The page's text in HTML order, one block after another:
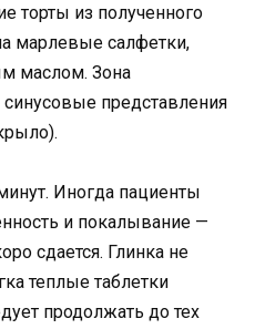
торты из полученного
марлевые салфетки,
маслом. Зона
представления
Иногда пациенты
и покалывание —
сдается. Глинка не
теплые таблетки
продолжать до тех